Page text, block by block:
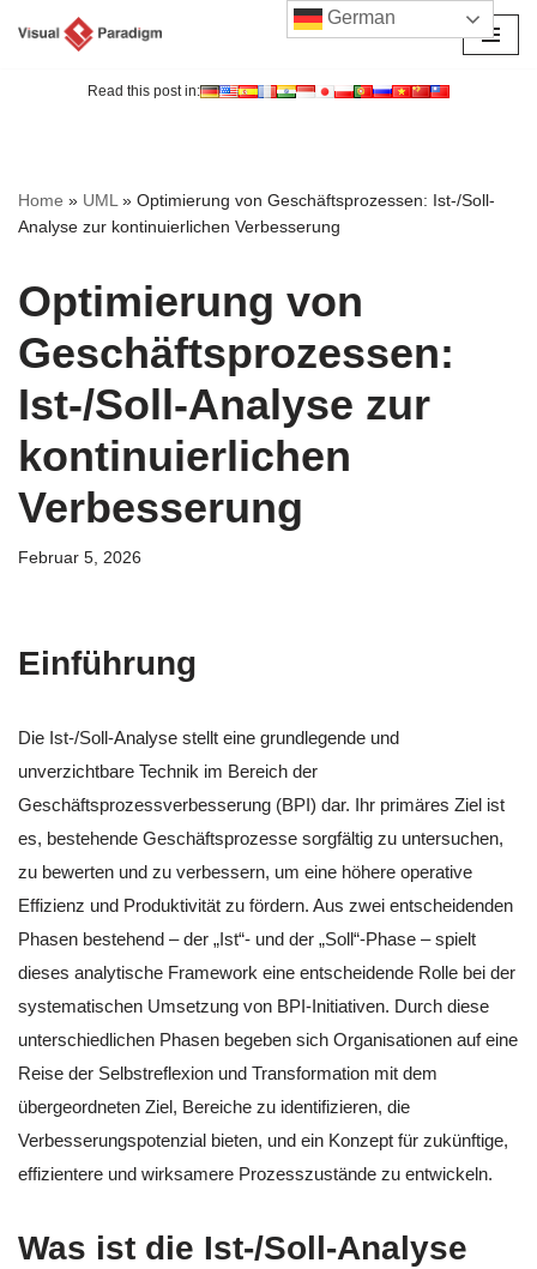
Read this post in:
Home » UML» Optimierung von Geschäftsprozessen: Ist-/Soll-
Analyse zur kontinuierlichen Verbesserung
Optimierung von
Geschäftsprozessen:
Ist-/Soll-Analyse zur
kontinuierlichen
Verbesserung
Februar 5, 2026
Einführung
Die Ist-/Soll-Analyse stellt eine grundlegende und
unverzichtbare Technik im Bereich der
Geschäftsprozessverbesserung (BPI) dar. Ihr primäres Ziel ist
es, bestehende Geschäftsprozesse sorgfältig zu untersuchen,
zu bewerten und zu verbessern, um eine höhere operative
Effizienz und Produktivität zu fördern. Aus zwei entscheidenden
Phasen bestehend – der „Ist“- und der „Soll“-Phase – spielt
dieses analytische Framework eine entscheidende Rolle bei der
systematischen Umsetzung von BPI-Initiativen. Durch diese
unterschiedlichen Phasen begeben sich Organisationen auf eine
Reise der Selbstreflexion und Transformation mit dem
übergeordneten Ziel, Bereiche zu identifizieren, die
Verbesserungspotenzial bieten, und ein Konzept für zukünftige,
effizientere und wirksamere Prozesszustände zu entwickeln.
Was ist die Ist-/Soll-Analyse
German